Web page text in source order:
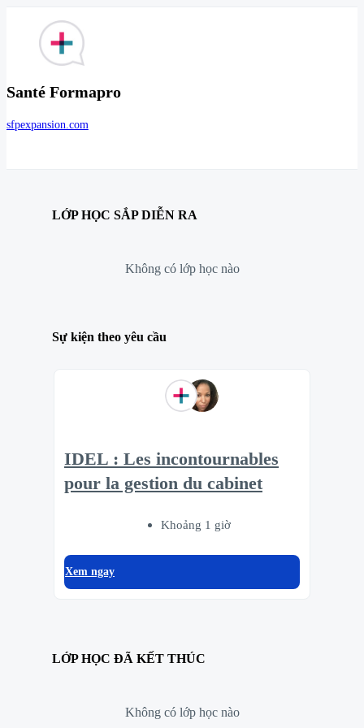
Santé Formapro
sfpexpansion.com
LỚP HỌC SẮP DIỄN RA
Không có lớp học nào
Sự kiện theo yêu cầu
IDEL : Les incontournables
pour la gestion du cabinet
Khoảng 1 giờ
Xem ngay
LỚP HỌC ĐÃ KẾT THÚC
Không có lớp học nào